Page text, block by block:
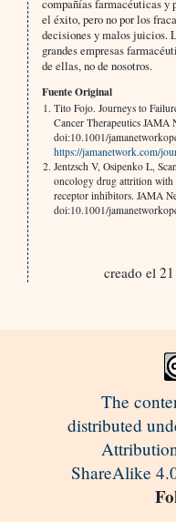
compañías farmacéuticas y
el éxito, pero no por los
decisiones y malos juicios.
grandes empresas
de ellas, no de nosotros.
Fuente Original
Tito Fojo. Journeys to
Cancer Therapeutics JAMA
doi:10.1001/
https://jamanetwork.com/
Jentzsch V, Osipenko L,
oncology drug attrition
receptor inhibitors. JAMA
doi:10.1001/
creado el
The
distributed
ShareAlike